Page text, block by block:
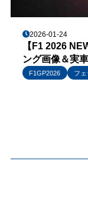
2026-01-24
【F1 2026
ング画像＆実車
F1GP2026 フェ